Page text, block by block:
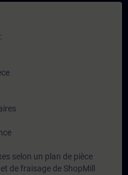
selon un plan de pièce
de fraisage de ShopMill